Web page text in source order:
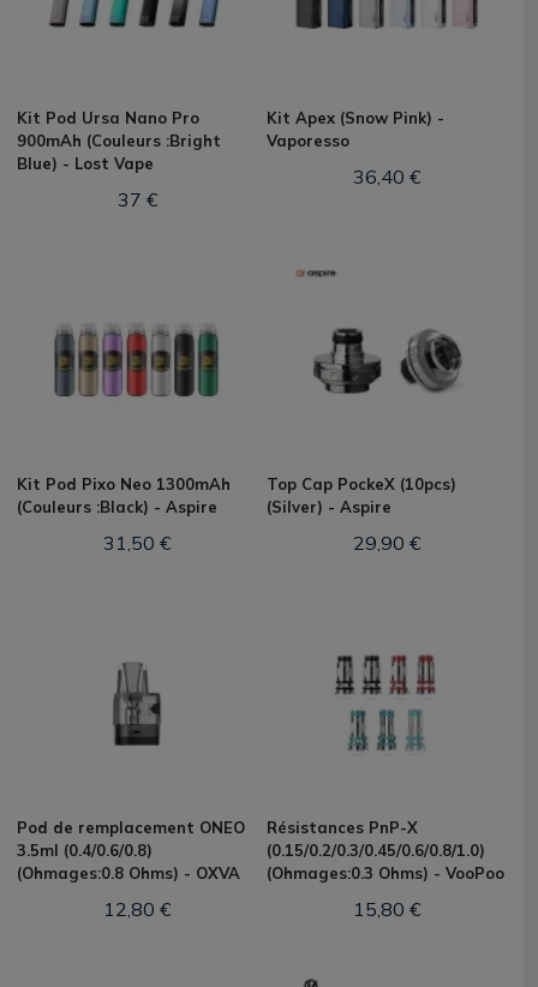
Kit Pod Ursa Nano Pro
900mAh (Couleurs :Bright
Blue) - Lost Vape
37 €
Kit Apex (Snow Pink) -
Vaporesso
36,40 €
Kit Pod Pixo Neo 1300mAh
(Couleurs :Black) - Aspire
31,50 €
Top Cap PockeX (10pcs)
(Silver) - Aspire
29,90 €
Pod de remplacement ONEO
3.5ml (0.4/0.6/0.8)
(Ohmages:0.8 Ohms) - OXVA
12,80 €
Résistances PnP-X
(0.15/0.2/0.3/0.45/0.6/0.8/1.0)
(Ohmages:0.3 Ohms) - VooPoo
15,80 €